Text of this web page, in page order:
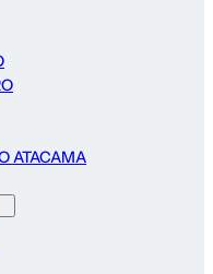
ATACAMA